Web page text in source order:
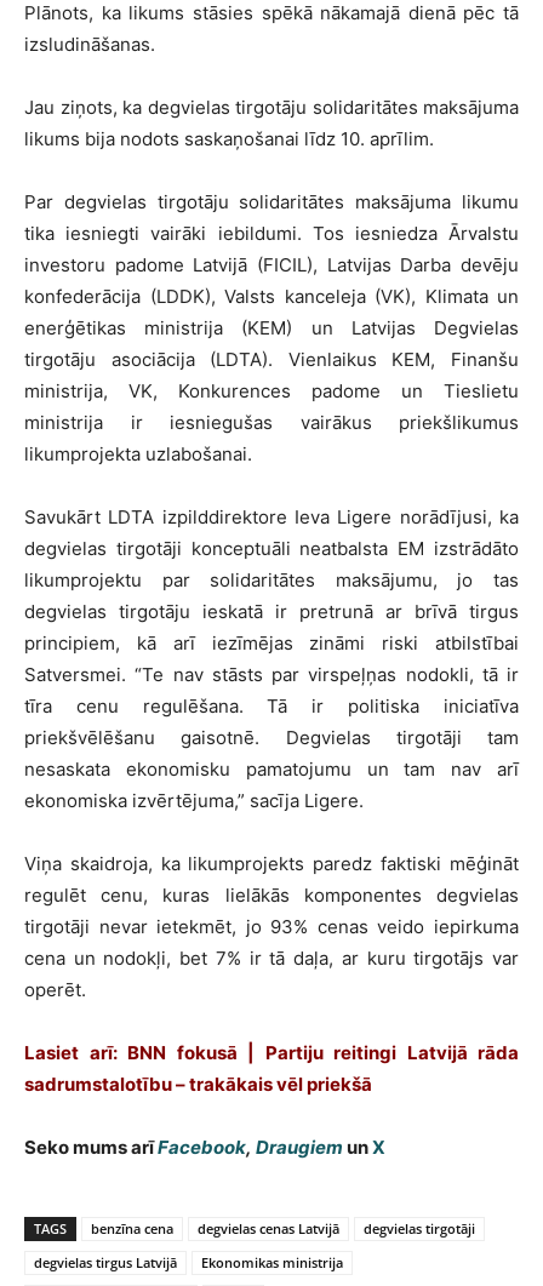
Plānots, ka likums stāsies spēkā nākamajā dienā pēc tā
izsludināšanas.
Jau ziņots, ka degvielas tirgotāju solidaritātes maksājuma
likums bija nodots saskaņošanai līdz 10. aprīlim.
Par degvielas tirgotāju solidaritātes maksājuma likumu
tika iesniegti vairāki iebildumi. Tos iesniedza Ārvalstu
investoru padome Latvijā (FICIL), Latvijas Darba devēju
konfederācija (LDDK), Valsts kanceleja (VK), Klimata un
enerģētikas ministrija (KEM) un Latvijas Degvielas
tirgotāju asociācija (LDTA). Vienlaikus KEM, Finanšu
ministrija, VK, Konkurences padome un Tieslietu
ministrija ir iesniegušas vairākus priekšlikumus
likumprojekta uzlabošanai.
Savukārt LDTA izpilddirektore Ieva Ligere norādījusi, ka
degvielas tirgotāji konceptuāli neatbalsta EM izstrādāto
likumprojektu par solidaritātes maksājumu, jo tas
degvielas tirgotāju ieskatā ir pretrunā ar brīvā tirgus
principiem, kā arī iezīmējas zināmi riski atbilstībai
Satversmei. “Te nav stāsts par virspeļņas nodokli, tā ir
tīra cenu regulēšana. Tā ir politiska iniciatīva
priekšvēlēšanu gaisotnē. Degvielas tirgotāji tam
nesaskata ekonomisku pamatojumu un tam nav arī
ekonomiska izvērtējuma,” sacīja Ligere.
Viņa skaidroja, ka likumprojekts paredz faktiski mēģināt
regulēt cenu, kuras lielākās komponentes degvielas
tirgotāji nevar ietekmēt, jo 93% cenas veido iepirkuma
cena un nodokļi, bet 7% ir tā daļa, ar kuru tirgotājs var
operēt.
Lasiet arī: BNN fokusā | Partiju reitingi Latvijā rāda
sadrumstalotību – trakākais vēl priekšā
Seko mums arīFacebook, Draugiem unX
TAGS benzīna cena degvielas cenas Latvijā
degvielas tirgotāji
degvielas tirgus Latvijā
Ekonomikas ministrija